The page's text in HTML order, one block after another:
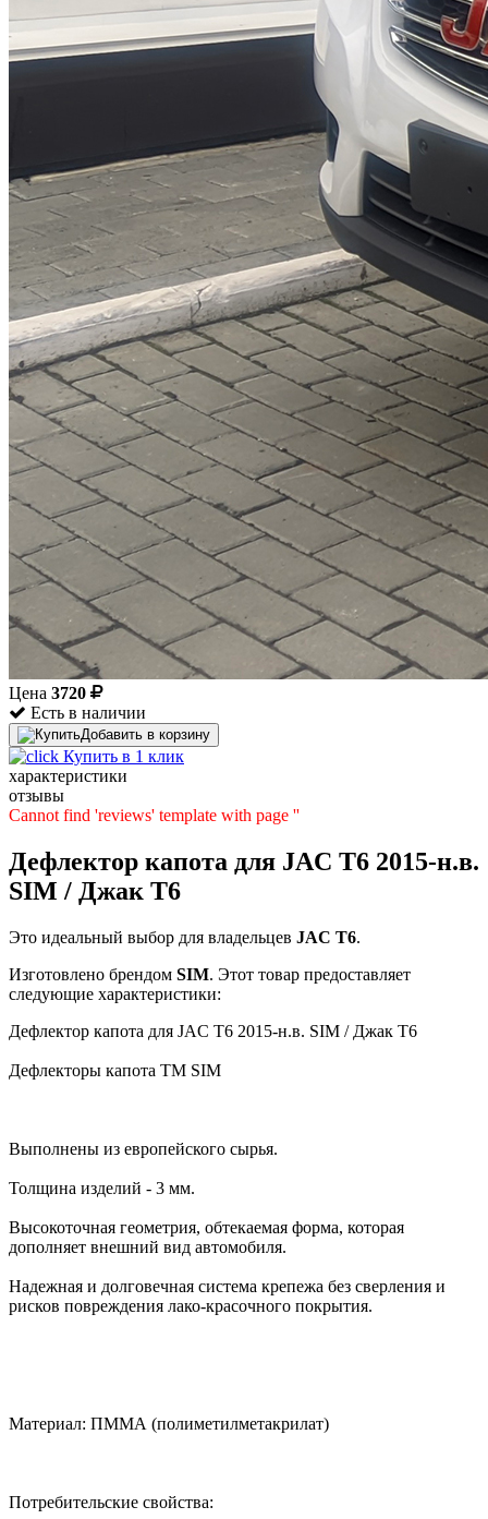
Цена 3720
Есть в наличии
Добавить в корзину
Купить в 1 клик
характеристики
отзывы
Cannot find 'reviews' template with page ''
Дефлектор капота для JAC T6 2015-н.в.
SIM / Джак Т6
Это идеальный выбор для владельцев JAC T6.
Изготовлено брендом SIM. Этот товар предоставляет
следующие характеристики:
Дефлектор капота для JAC T6 2015-н.в. SIM / Джак Т6
Дефлекторы капота TM SIM
Выполнены из европейского сырья.
Толщина изделий - 3 мм.
Высокоточная геометрия, обтекаемая форма, которая
дополняет внешний вид автомобиля.
Надежная и долговечная система крепежа без сверления и
рисков повреждения лако-красочного покрытия.
Материал: ПММА (полиметилметакрилат)
Потребительские свойства: